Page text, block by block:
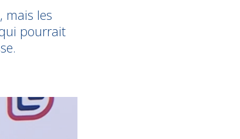
mais les
pourrait